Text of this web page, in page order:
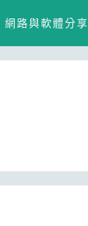
網路與軟體分享